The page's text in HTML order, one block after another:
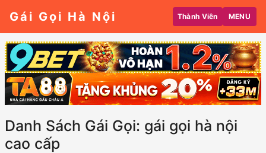
Gái Gọi Hà Nội Thành Viên MENU
Danh Sách Gái Gọi: gái gọi hà nội
cao cấp